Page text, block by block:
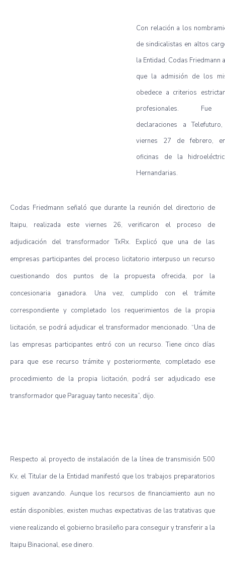
Con relación a los
de sindicalistas en altos
la Entidad, Codas Friedmann
que la admisión de los
obedece a criterios
profesionales.
declaraciones a
viernes 27 de febrero,
oficinas de la
Hernandarias.
Codas Friedmann señaló que durante la reunión del directorio de
Itaipu, realizada este viernes 26, verificaron el proceso de
adjudicación del transformador TxRx. Explicó que una de las
empresas participantes del proceso licitatorio interpuso un recurso
cuestionando dos puntos de la propuesta ofrecida, por la
concesionaria ganadora. Una vez, cumplido con el trámite
correspondiente y completado los requerimientos de la propia
licitación, se podrá adjudicar el transformador mencionado. “Una de
las empresas participantes entró con un recurso. Tiene cinco días
para que ese recurso trámite y posteriormente, completado ese
procedimiento de la propia licitación, podrá ser adjudicado ese
transformador que Paraguay tanto necesita”, dijo.
Respecto al proyecto de instalación de la línea de transmisión 500
Kv, el Titular de la Entidad manifestó que los trabajos preparatorios
siguen avanzando. Aunque los recursos de financiamiento aun no
están disponibles, existen muchas expectativas de las tratativas que
viene realizando el gobierno brasileño para conseguir y transferir a la
Itaipu Binacional, ese dinero.